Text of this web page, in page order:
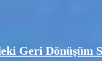
Geri Dönüşüm